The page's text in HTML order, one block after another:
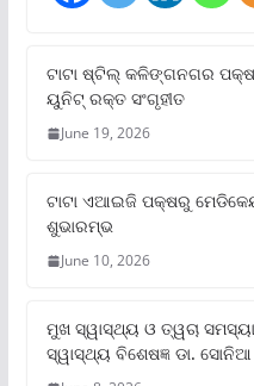
ଟାଟା ଷ୍ଟିଲ୍‌ କଳିଙ୍ଗନଗର
ୟୁନିଟ୍‌ ରକ୍ତ ସଂଗୃହୀତ
June 19, 2026
ଟାଟା ଏଆଇଜି ପକ୍ଷରୁ
ଶୁଭାରମ୍ଭ
June 10, 2026
ମୁଖ ସ୍ୱାସ୍ଥ୍ୟ ଓ ତ୍ୱଚା
ସ୍ୱାସ୍ଥ୍ୟ ବିଶେଷଜ୍ଞ ଡା.